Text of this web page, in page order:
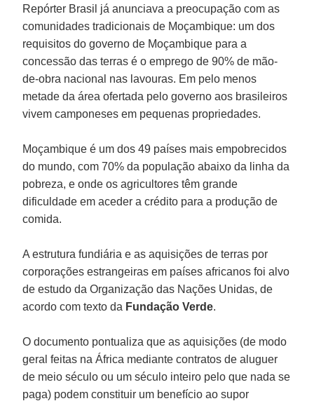
Repórter Brasil já anunciava a preocupação com as
comunidades tradicionais de Moçambique: um dos
requisitos do governo de Moçambique para a
concessão das terras é o emprego de 90% de mão-
de-obra nacional nas lavouras. Em pelo menos
metade da área ofertada pelo governo aos brasileiros
vivem camponeses em pequenas propriedades.
Moçambique é um dos 49 países mais empobrecidos
do mundo, com 70% da população abaixo da linha da
pobreza, e onde os agricultores têm grande
dificuldade em aceder a crédito para a produção de
comida.
A estrutura fundiária e as aquisições de terras por
corporações estrangeiras em países africanos foi alvo
de estudo da Organização das Nações Unidas, de
acordo com texto da Fundação Verde.
O documento pontualiza que as aquisições (de modo
geral feitas na África mediante contratos de aluguer
de meio século ou um século inteiro pelo que nada se
paga) podem constituir um benefício ao supor